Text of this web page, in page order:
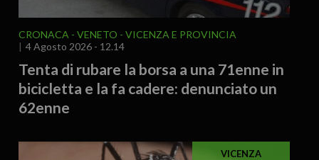
CRONACA VENETO
VICENZA E PROVINCIA
4 Agosto 2026 - 12.14
Tenta di rubare la borsa a una 71enne in
bicicletta e la fa cadere: denunciato un
62enne
VICENZA